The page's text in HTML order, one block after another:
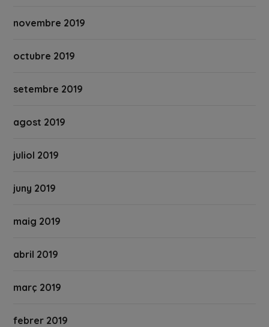
novembre 2019
octubre 2019
setembre 2019
agost 2019
juliol 2019
juny 2019
maig 2019
abril 2019
març 2019
febrer 2019